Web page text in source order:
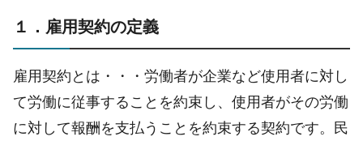
１．雇用契約の定義
雇用契約とは・・・労働者が企業など使用者に対し
て労働に従事することを約束し、使用者がその労働
に対して報酬を支払うことを約束する契約です。民